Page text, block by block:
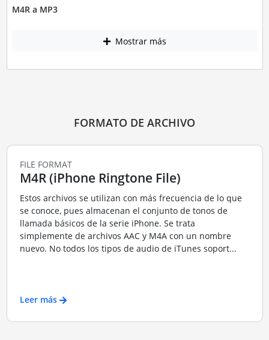
M4R a MP3
Mostrar más
FORMATO DE ARCHIVO
FILE FORMAT
M4R (iPhone Ringtone File)
Estos archivos se utilizan con más frecuencia de lo que
se conoce, pues almacenan el conjunto de tonos de
llamada básicos de la serie iPhone. Se trata
simplemente de archivos AAC y M4A con un nombre
nuevo. No todos los tipos de audio de iTunes soport...
Leer más